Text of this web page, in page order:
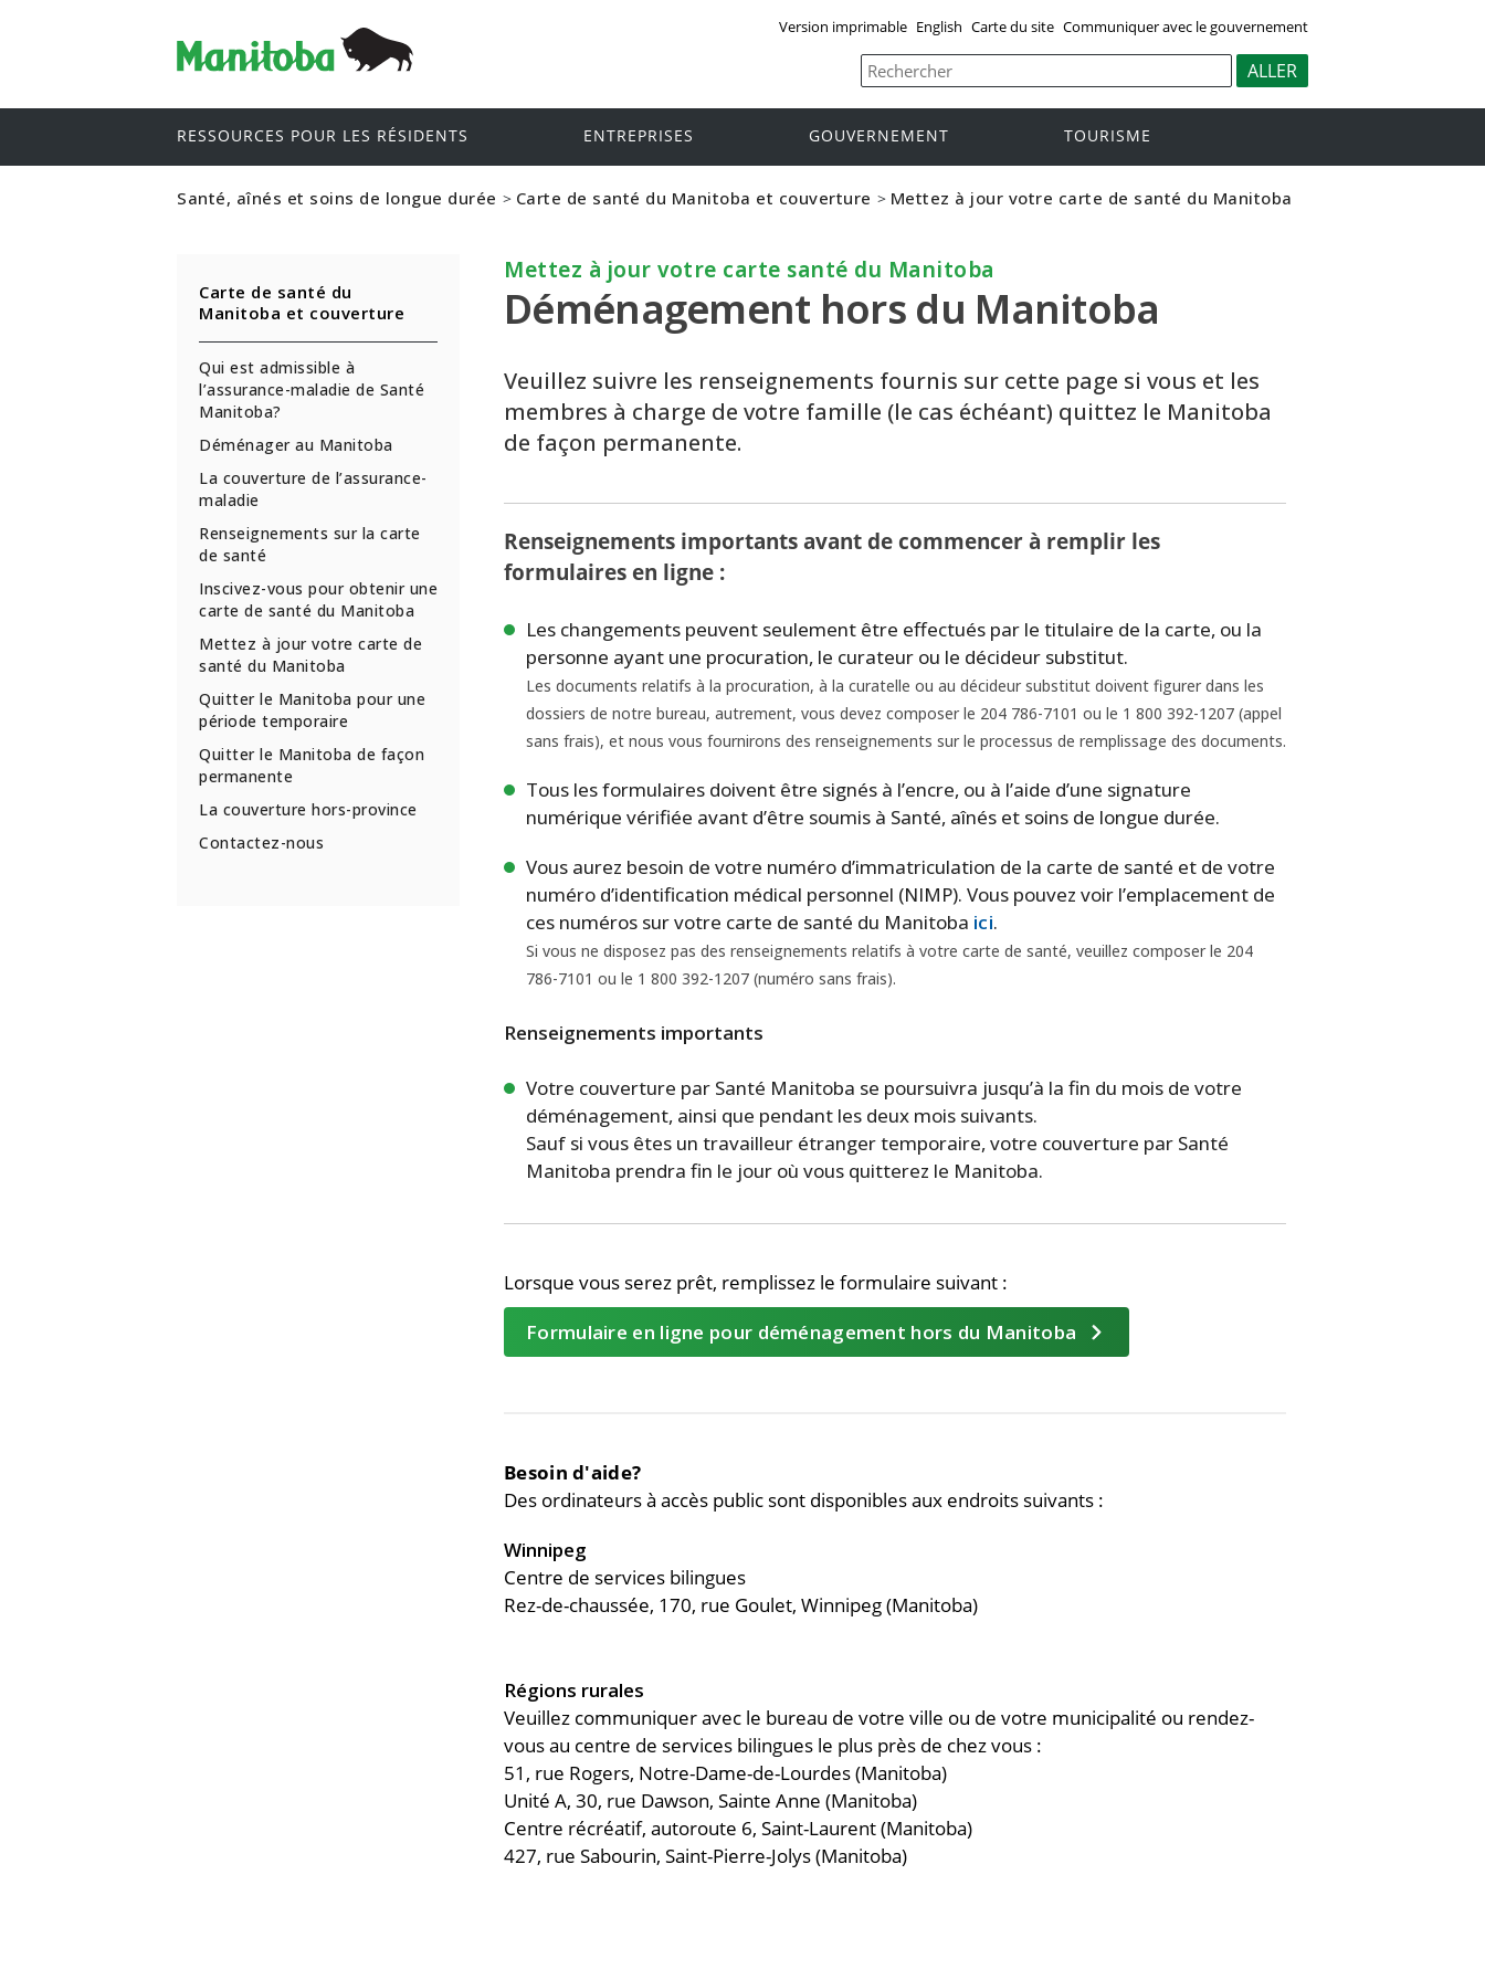
Version imprimable English Carte du site Communiquer avec le gouvernement
RESSOURCES POUR LES RÉSIDENTS ENTREPRISES GOUVERNEMENT TOURISME
Santé, aînés et soins de longue durée > Carte de santé du Manitoba et couverture > Mettez à jour votre carte de santé du Manitoba
Mettez à jour votre carte santé du Manitoba
Déménagement hors du Manitoba
Veuillez suivre les renseignements fournis sur cette page si vous et les
membres à charge de votre famille (le cas échéant) quittez le Manitoba
de façon permanente.
Renseignements importants avant de commencer à remplir les
formulaires en ligne :
Les changements peuvent seulement être effectués par le titulaire de la carte, ou la
personne ayant une procuration, le curateur ou le décideur substitut.
Les documents relatifs à la procuration, à la curatelle ou au décideur substitut doivent figurer dans les
dossiers de notre bureau, autrement, vous devez composer le 204 786-7101 ou le 1 800 392-1207 (appel
sans frais), et nous vous fournirons des renseignements sur le processus de remplissage des documents.
Tous les formulaires doivent être signés à l’encre, ou à l’aide d’une signature
numérique vérifiée avant d’être soumis à Santé, aînés et soins de longue durée.
Vous aurez besoin de votre numéro d’immatriculation de la carte de santé et de votre
numéro d’identification médical personnel (NIMP). Vous pouvez voir l’emplacement de
ces numéros sur votre carte de santé du Manitoba ici.
Si vous ne disposez pas des renseignements relatifs à votre carte de santé, veuillez composer le 204
786-7101 ou le 1 800 392-1207 (numéro sans frais).
Renseignements importants
Votre couverture par Santé Manitoba se poursuivra jusqu’à la fin du mois de votre
déménagement, ainsi que pendant les deux mois suivants.
Sauf si vous êtes un travailleur étranger temporaire, votre couverture par Santé
Manitoba prendra fin le jour où vous quitterez le Manitoba.
Lorsque vous serez prêt, remplissez le formulaire suivant :
Formulaire en ligne pour déménagement hors du Manitoba
Besoin d'aide?
Des ordinateurs à accès public sont disponibles aux endroits suivants :
Winnipeg
Centre de services bilingues
Rez-de-chaussée, 170, rue Goulet, Winnipeg (Manitoba)
Régions rurales
Veuillez communiquer avec le bureau de votre ville ou de votre municipalité ou rendez-
vous au centre de services bilingues le plus près de chez vous :
51, rue Rogers, Notre-Dame-de-Lourdes (Manitoba)
Unité A, 30, rue Dawson, Sainte Anne (Manitoba)
Centre récréatif, autoroute 6, Saint-Laurent (Manitoba)
427, rue Sabourin, Saint-Pierre-Jolys (Manitoba)
Carte de santé du
Manitoba et couverture
Qui est admissible à
l’assurance-maladie de Santé
Manitoba?
Déménager au Manitoba
La couverture de l’assurance-
maladie
Renseignements sur la carte
de santé
Inscivez-vous pour obtenir une
carte de santé du Manitoba
Mettez à jour votre carte de
santé du Manitoba
Quitter le Manitoba pour une
période temporaire
Quitter le Manitoba de façon
permanente
La couverture hors-province
Contactez-nous